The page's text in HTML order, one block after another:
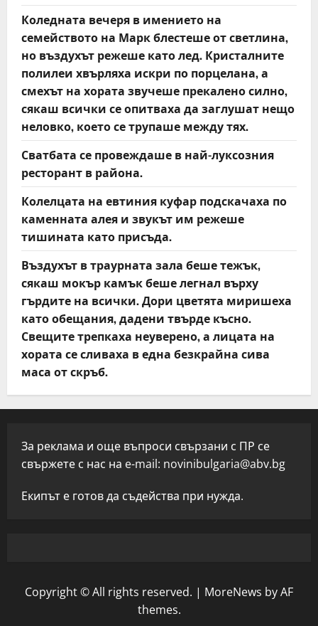
Коледната вечеря в имението на
семейството на Марк блестеше от светлина,
но въздухът режеше като лед. Кристалните
полилеи хвърляха искри по порцелана, а
смехът на хората звучеше прекалено силно,
сякаш всички се опитваха да заглушат нещо
неловко, което се трупаше между тях.
Сватбата се провеждаше в най-луксозния
ресторант в района.
Колелцата на евтиния куфар подскачаха по
каменната алея и звукът им режеше
тишината като присъда.
Въздухът в траурната зала беше тежък,
сякаш мокър камък беше легнал върху
гърдите на всички. Дори цветята миришеха
като обещания, дадени твърде късно.
Свещите трепкаха неуверено, а лицата на
хората се сливаха в една безкрайна сива
маса от скръб.
За реклама и още въпроси свързани с ПР се
свържете с нас на e-mail: novinibulgaria@abv.bg
Екипът е готов да съдейства при нужда.
Copyright © All rights reserved. | MoreNews by AF
themes.